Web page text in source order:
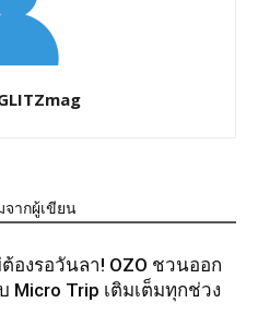
จากผู้เขียน
องรอวันลา! OZO ชวนออก
Micro Trip เติมเต็มทุกช่วง